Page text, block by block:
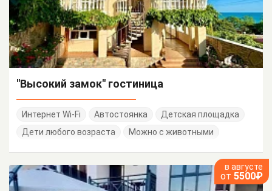
"Высокий замок" гостиница
Интернет Wi-Fi Автостоянка
Детская площадка
Дети любого возраста
Можно с животными
в августе
от 5500₽